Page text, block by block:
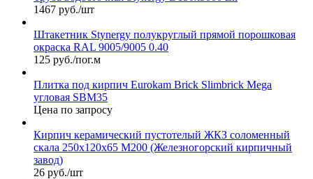
1467 руб./шт
Штакетник Stynergy полукруглый прямой порошковая
окраска RAL 9005/9005 0.40
125 руб./пог.м
Плитка под кирпич Eurokam Brick Slimbrick Mega
угловая SBM35
Цена по запросу
Кирпич керамический пустотелый ЖКЗ соломенный
скала 250х120х65 М200 (Железногорский кирпичный
завод)
26 руб./шт